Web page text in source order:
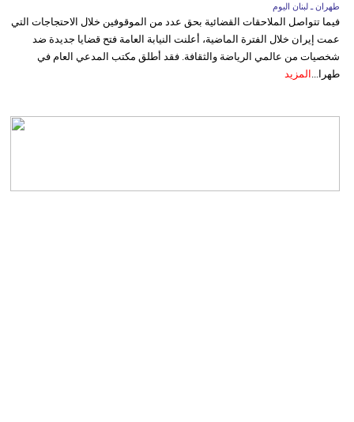
طهران ـ لبنان اليوم
فيما تتواصل الملاحقات القضائية بحق عدد من الموقوفين خلال الاحتجاجات التي
عمت إيران خلال الفترة الماضية، أعلنت النيابة العامة فتح قضايا جديدة ضد
شخصيات من عالمي الرياضة والثقافة. فقد أطلق مكتب المدعي العام في
طهرا... المزيد